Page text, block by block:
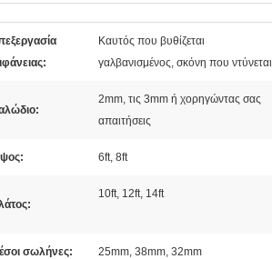
Καυτός που βυθίζεται
γαλβανισμένος, σκόνη που ντύνεται
2mm, τις 3mm ή χορηγώντας σας
απαιτήσεις
6ft, 8ft
10ft, 12ft, 14ft
σωλήνες: 25mm, 38mm, 32mm